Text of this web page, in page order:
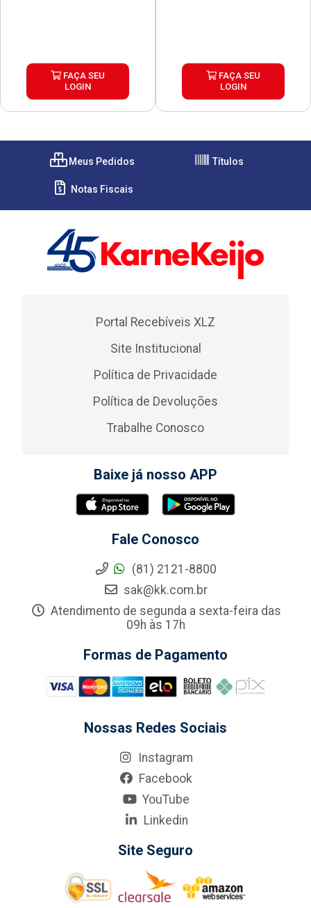
FAÇA SEU
LOGIN
FAÇA SEU
LOGIN
Meus Pedidos Títulos
Notas Fiscais
Portal Recebíveis XLZ
Site Institucional
Política de Privacidade
Política de Devoluções
Trabalhe Conosco
Baixe já nosso APP
Fale Conosco
(81) 2121-8800
sak@kk.com.br
Atendimento de segunda a sexta-feira das
09h às 17h
Formas de Pagamento
Nossas Redes Sociais
Instagram
Facebook
YouTube
Linkedin
Site Seguro